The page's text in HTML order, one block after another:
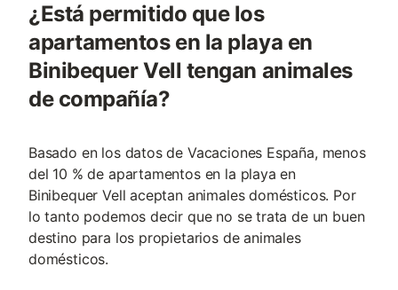
¿Está permitido que los
apartamentos en la playa en
Binibequer Vell tengan animales
de compañía?
Basado en los datos de Vacaciones España, menos
del 10 % de apartamentos en la playa en
Binibequer Vell aceptan animales domésticos. Por
lo tanto podemos decir que no se trata de un buen
destino para los propietarios de animales
domésticos.